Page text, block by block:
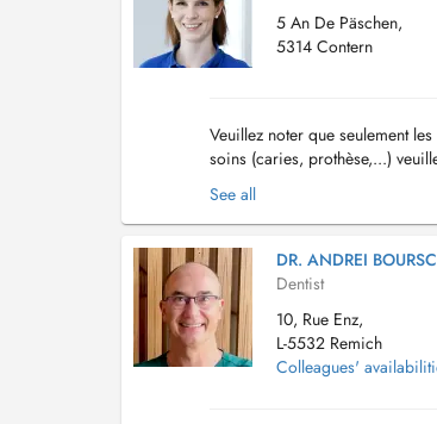
5 An De Päschen,
5314 Contern
Veuillez noter que seulement
soins (caries, prothèse,...)
merci de contacter directement
See all
DR. ANDREI
Dentist
10, Rue Enz,
L-5532 Remich
Colleagues'